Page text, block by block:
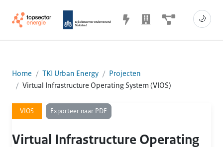
🌙
Home TKI Urban Energy
Projecten
Virtual Infrastructure Operating System (VIOS)
VIOS Exporteer naar PDF
Virtual Infrastructure Operating